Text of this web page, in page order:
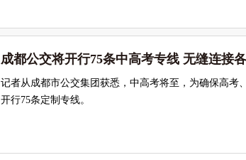
成都公交将开行75条中高考专线 无缝连接
记者从成都市公交集团获悉，中高考将至，为确保高考
开行75条定制专线。